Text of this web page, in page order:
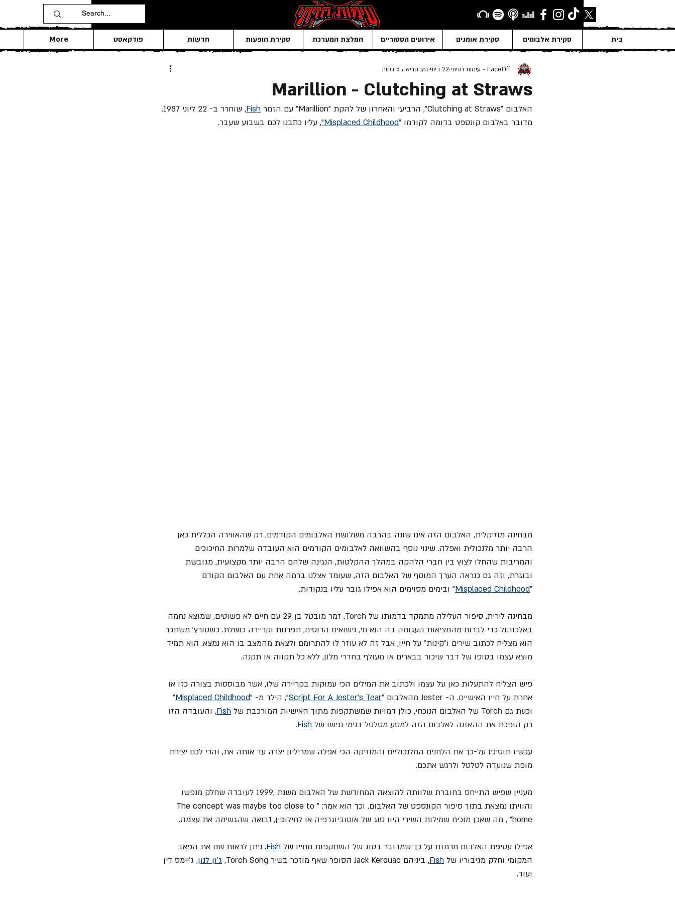
בית סקירת אלבומים סקירת אומנים אירועים הסטוריים המלצת המערכת סקירת הופעות חדשות פודקאסט More
Marillion - Clutching at Straws
FaceOff - עימות חזיתי 22 ביוני זמן קריאה 5 דקות
האלבום "Clutching at Straws", הרביעי והאחרון של להקת "Marillion" עם הזמר Fish, שוחרר ב- 22 ליוני 1987.
מדובר באלבום קונספט בדומה לקודמו "Misplaced Childhood
", עליו כתבנו לכם בשבוע שעבר.
מבחינה מוזיקלית, האלבום הזה אינו שונה בהרבה משלושת האלבומים הקודמים, רק שהאווירה הכללית כאן
הרבה יותר מלנכולית ואפלה. שינוי נוסף בהשוואה לאלבומים הקודמים הוא העובדה שלמרות החיכוכים
והמריבות שהחלו לצוץ בין חברי הלהקה במהלך ההקלטות, הנגינה שלהם הרבה יותר מקצועית, מגובשת
ובוגרת, וזה גם כנראה הערך המוסף של האלבום הזה, שעומד אצלנו ברמה אחת עם האלבום הקודם
"
Misplaced Childhood" ובימים מסוימים הוא אפילו גובר עליו בנקודות.
מבחינה לירית, סיפור העלילה מתמקד בדמותו של
Torch, זמר מובטל בן 29 עם חיים לא פשוטים, שמוצא נחמה
באלכוהול כדי לברוח מהמציאות העגומה בה הוא חי, נישואים הרוסים, תפרנות וקריירה כושלת. כשטורץ' משתכר
הוא מצליח לכתוב שירים ו"קינות" על חייו, אבל זה לא עוזר לו להתרומם ולצאת מהמצב בו הוא נמצא. הוא תמיד
מוצא עצמו בסופו של דבר שיכור בבארים או מעולף בחדרי מלון, ללא כל תקווה או תקנה.
פיש הצליח להתעלות כאן על עצמו ולכתוב את המילים הכי עמוקות בקריירה שלו, אשר מבוססות בצורה כזו או
אחרת על חייו האישיים. ה- Jester מהאלבום "
Script For A Jester’s Tear
", הילד מ- "Misplaced Childhood
"
וכעת גם Torch של האלבום הנוכחי, כולן דמויות שמשתקפות מתוך האישיות המורכבת של
Fish, והעובדה הזו
רק הופכת את ההאזנה לאלבום הזה למסע מטלטל בנימי נפשו של Fish
.
עכשיו תוסיפו על-כך את הלחנים המלנכוליים והמוזיקה הכי אפלה שמריליון יצרה עד אותה את, והרי לכם יצירת
מופת שנועדה לטלטל ולרגש אתכם.
מעניין שפיש התייחס בחוברת שלוותה להוצאה המחודשת של האלבום משנת ,1999 לעובדה שחלק מנפשו
והוויתו נמצאת בתוך סיפור הקונספט של האלבום, וכך הוא אמר:
"The concept was maybe too close to
home" , מה שאכן מוכיח שמילות השירי היוו סוג של אוטוביוגרפיה או לחילופין, נבואה שהגשימה את עצמה.
אפילו עטיפת האלבום מרמזת על כך שמדובר בסוג של השתקפות מחייו של Fish. ניתן לראות שם את הפאב
המקומי וחלק מגיבוריו של Fish, ביניהם Jack Kerouac הסופר שאף מוזכר בשיר Torch Song, ג'ון לנון, ג'יימס דין
ועוד.